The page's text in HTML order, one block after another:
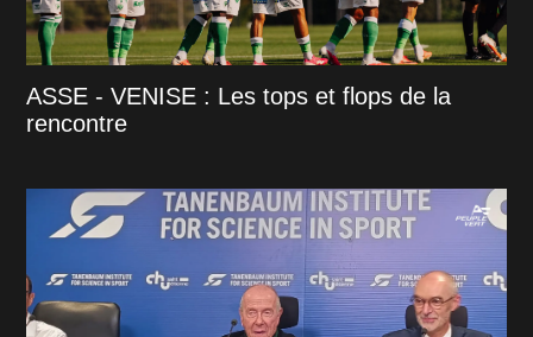
ASSE - VENISE : Les tops et flops de la
rencontre